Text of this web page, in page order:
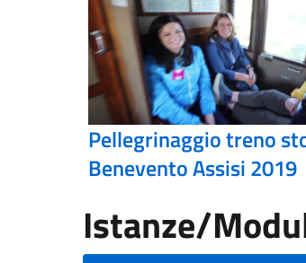
Pellegrinaggio treno
Benevento Assisi 2019
Istanze/